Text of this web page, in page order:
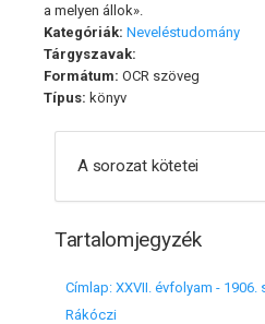
a melyen állok».
Kategóriák: Neveléstudomány
Tárgyszavak:
Formátum: OCR szöveg
Típus: könyv
A sorozat kötetei
Tartalomjegyzék
Rákóczi